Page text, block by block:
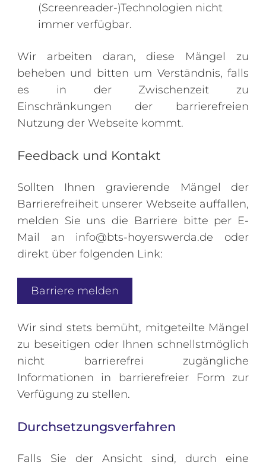
(Screenreader-)Technologien nicht
immer verfügbar.
Wir arbeiten daran, diese Mängel zu
beheben und bitten um Verständnis, falls
es in der Zwischenzeit zu
Einschränkungen der barrierefreien
Nutzung der Webseite kommt.
Feedback und Kontakt
Sollten Ihnen gravierende Mängel der
Barrierefreiheit unserer Webseite auffallen,
melden Sie uns die Barriere bitte per E-
Mail an info@bts-hoyerswerda.de oder
direkt über folgenden Link:
Barriere melden
Wir sind stets bemüht, mitgeteilte Mängel
zu beseitigen oder Ihnen schnellstmöglich
nicht barrierefrei zugängliche
Informationen in barrierefreier Form zur
Verfügung zu stellen.
Durchsetzungsverfahren
Falls Sie der Ansicht sind, durch eine